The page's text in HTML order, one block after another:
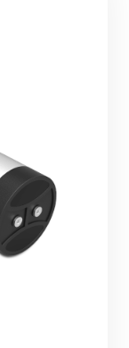
标，致力于推
发展的理念，
，为地球环境
技提供了一个
公司未来的发
次展会为契
献更多力量。